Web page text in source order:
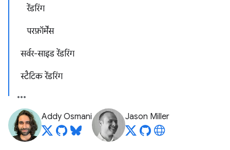
रेंडरिंग
परफ़ॉर्मेंस
सर्वर-साइड रेंडरिंग
स्टैटिक रेंडरिंग
Addy Osmani Jason Miller